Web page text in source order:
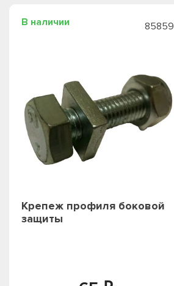
В наличии 85859
Крепеж профиля боковой
защиты